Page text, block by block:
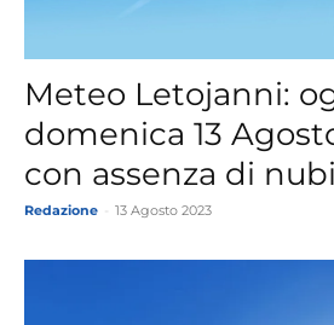
Meteo Letojanni:
domenica 13
con assenza di
Redazione 13 Agosto 2023